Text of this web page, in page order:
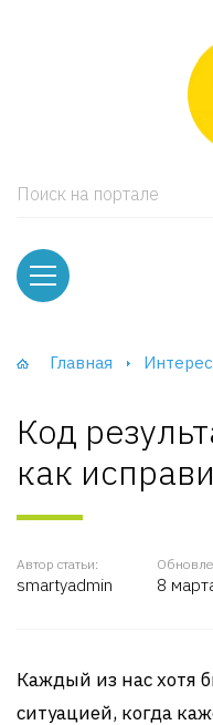
Поиск на портале
Главная
Код
как
Автор статьи:
smartyadmin 8
Каждый из нас хотя
ситуацией, когда
и тумбы